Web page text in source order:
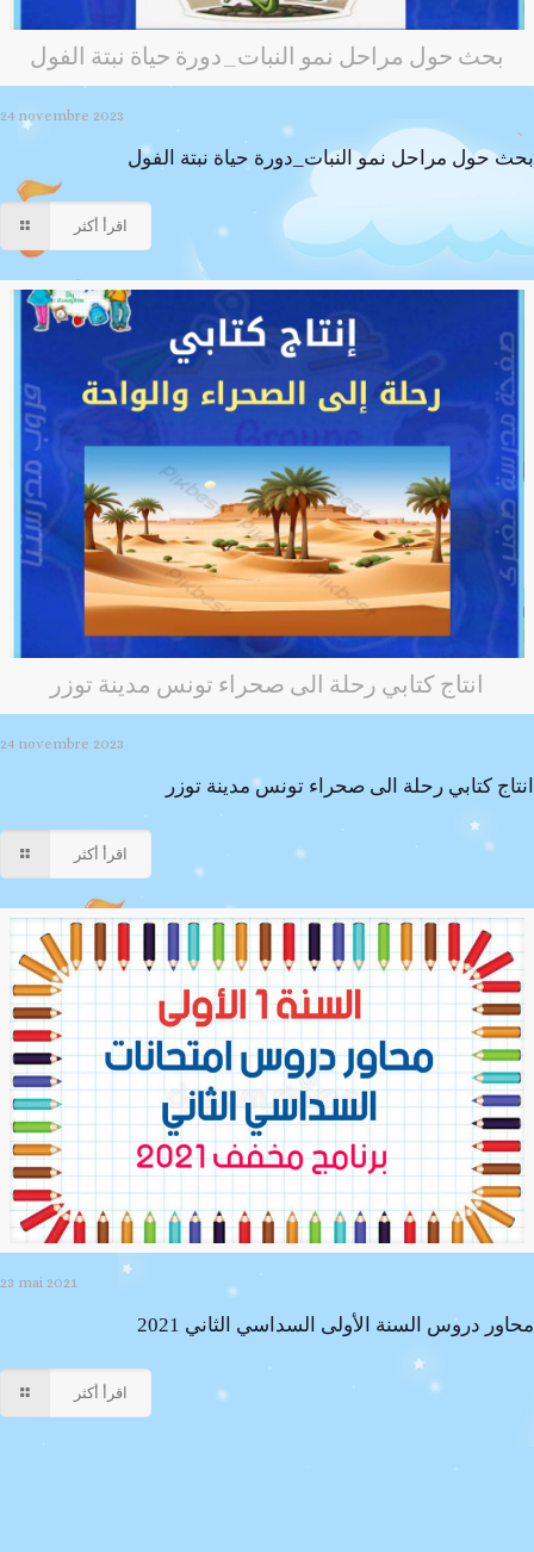
بحث حول مراحل نمو النبات_دورة حياة نبتة الفول
24 novembre 2023
بحث حول مراحل نمو النبات_دورة حياة نبتة الفول
اقرأ أكثر
انتاج كتابي رحلة الى صحراء تونس مدينة توزر
24 novembre 2023
انتاج كتابي رحلة الى صحراء تونس مدينة توزر
اقرأ أكثر
23 mai 2021
محاور دروس السنة الأولى السداسي الثاني 2021
اقرأ أكثر